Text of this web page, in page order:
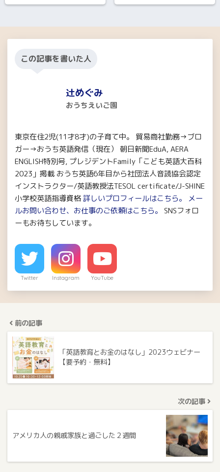
この記事を書いた人
辻めぐみ
おうちえいご園
東京在住2児(11才8才)の子育て中。 貿易商社勤務→ブロ
ガー→おうち英語発信（現在） 朝日新聞EduA, AERA
ENGLISH特別号, プレジデントFamily「こども英語大百科
2023」掲載 おうち英語6年目から社団法人音読協会認定
インストラクター/英語教授法TESOL certificate/J-SHINE
小学校英語指導資格詳しいプロフィールはこちら。
メー
ルお問い合わせ、お仕事のご依頼はこちら。
SNSフォロ
ーもお待ちしています。
Twitter Instagram YouTube
前の記事
「英語教育とお金のはなし」2023ウェビナー
【要予約・無料】
次の記事
アメリカ人の親戚家族と過ごした２週間